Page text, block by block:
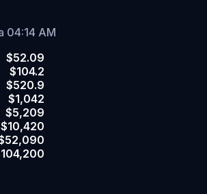
04:14 AM
$52.09
$104.2
$520.9
$1,042
$5,209
$10,420